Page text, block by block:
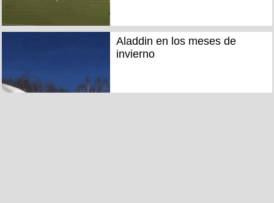
Aladdin en los meses de
invierno